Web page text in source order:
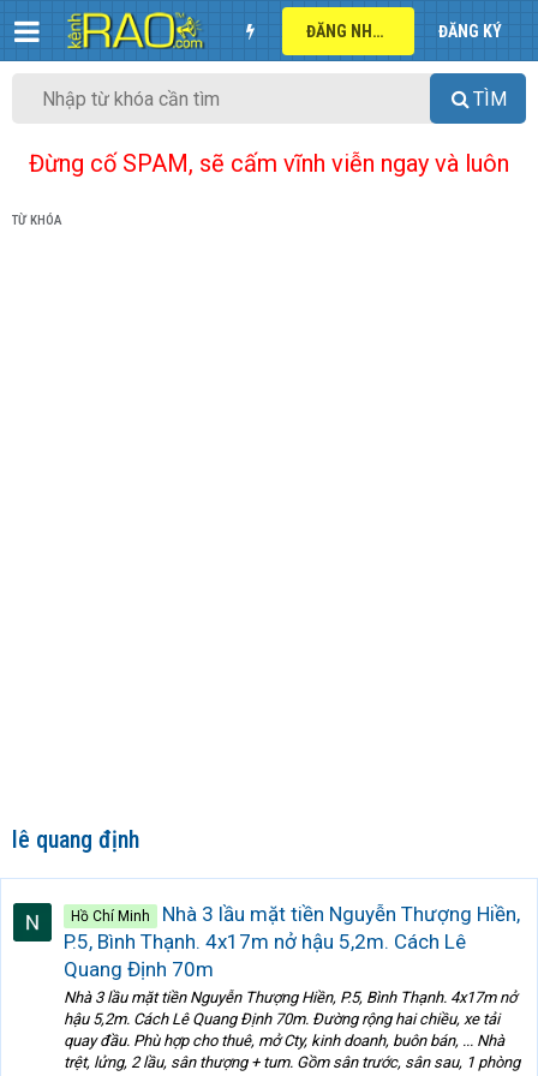
ĐĂNG NHẬP ĐĂNG KÝ
TÌM
Đừng cố SPAM, sẽ cấm vĩnh viễn ngay và luôn
TỪ KHÓA
lê quang định
Hồ Chí Minh
Nhà 3 lầu mặt tiền Nguyễn Thượng Hiền,
P.5, Bình Thạnh. 4x17m nở hậu 5,2m. Cách Lê
Quang Định 70m
Nhà 3 lầu mặt tiền Nguyễn Thượng Hiền, P.5, Bình Thạnh. 4x17m nở
hậu 5,2m. Cách Lê Quang Định 70m. Đường rộng hai chiều, xe tải
quay đầu. Phù hợp cho thuê, mở Cty, kinh doanh, buôn bán, ... Nhà
trệt, lửng, 2 lầu, sân thượng + tum. Gồm sân trước, sân sau, 1 phòng